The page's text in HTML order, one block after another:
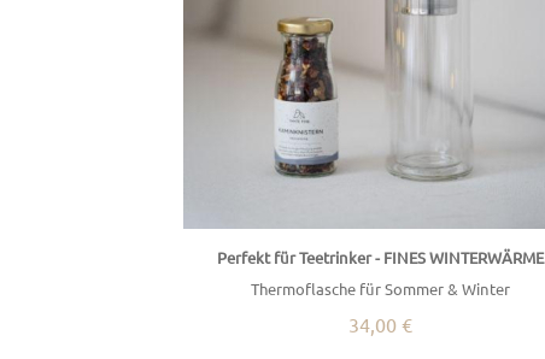
Perfekt für Teetrinker - FINES WINTERWÄRME
Thermoflasche für Sommer & Winter
34,00 €